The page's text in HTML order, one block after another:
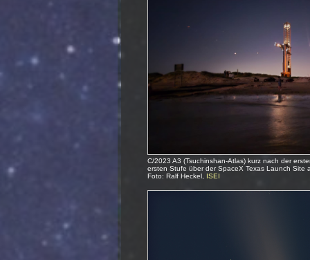
C/2023 A3 (Tsuchinshan-Atlas) kurz nach der
ersten Stufe über der SpaceX Texas Launch Site
Foto: Ralf Heckel, ISEI